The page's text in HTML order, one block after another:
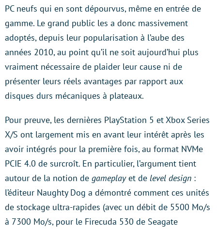
PC neufs qui en sont dépourvus, même en entrée de
gamme. Le grand public les a donc massivement
adoptés, depuis leur popularisation à l’aube des
années 2010, au point qu’il ne soit aujourd’hui plus
vraiment nécessaire de plaider leur cause ni de
présenter leurs réels avantages par rapport aux
disques durs mécaniques à plateaux.
Pour preuve, les dernières PlayStation 5 et Xbox Series
X/S ont largement mis en avant leur intérêt après les
avoir intégrés pour la première fois, au format NVMe
PCIE 4.0 de surcroît. En particulier, l’argument tient
autour de la notion de gameplayet de level design :
l’éditeur Naughty Dog a démontré comment ces unités
de stockage ultra-rapides (avec un débit de 5500 Mo/s
à 7300 Mo/s, pour le Firecuda 530 de Seagate